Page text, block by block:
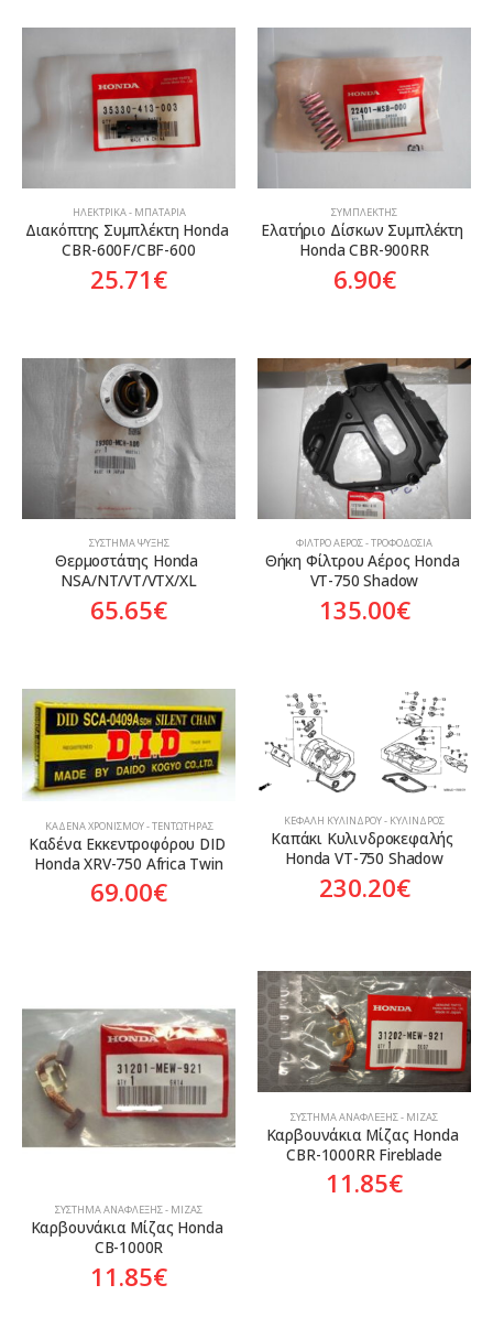
ΗΛΕΚΤΡΙΚΆ - ΜΠΑΤΑΡΊΑ
Διακόπτης Συμπλέκτη Honda
CBR-600F/CBF-600
25.71€
ΣΥΜΠΛΈΚΤΗΣ
Ελατήριο Δίσκων Συμπλέκτη
Honda CBR-900RR
6.90€
ΣΎΣΤΗΜΑ ΨΎΞΗΣ
Θερμοστάτης Honda
NSA/NT/VT/VTX/XL
65.65€
ΦΊΛΤΡΟ ΑΈΡΟΣ - ΤΡΟΦΟΔΟΣΊΑ
Θήκη Φίλτρου Αέρος Honda
VT-750 Shadow
135.00€
ΚΑΔΈΝΑ ΧΡΟΝΙΣΜΟΎ - ΤΕΝΤΩΤΉΡΑΣ
Καδένα Εκκεντροφόρου DID
Honda XRV-750 Africa Twin
69.00€
ΚΕΦΑΛΉ ΚΥΛΊΝΔΡΟΥ - ΚΎΛΙΝΔΡΟΣ
Καπάκι Κυλινδροκεφαλής
Honda VT-750 Shadow
230.20€
ΣΎΣΤΗΜΑ ΑΝΆΦΛΕΞΗΣ - ΜΊΖΑΣ
Καρβουνάκια Μίζας Honda
CB-1000R
11.85€
ΣΎΣΤΗΜΑ ΑΝΆΦΛΕΞΗΣ - ΜΊΖΑΣ
Καρβουνάκια Μίζας Honda
CBR-1000RR Fireblade
11.85€